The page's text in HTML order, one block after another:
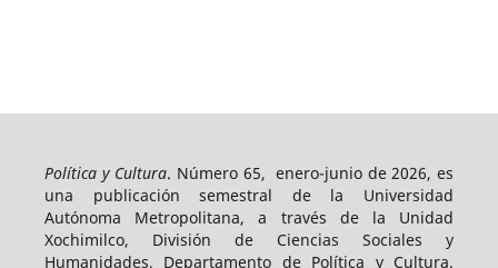
Política y Cultura. Número 65, enero-junio de 2026, es
una publicación semestral de la Universidad
Autónoma Metropolitana, a través de la Unidad
Xochimilco, División de Ciencias Sociales y
Humanidades, Departamento de Política y Cultura.